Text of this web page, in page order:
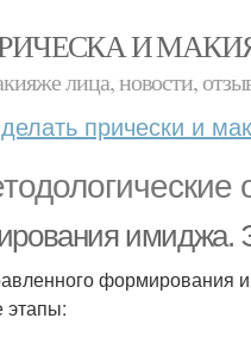
И
лица, новости,
прически и
формирования
этапы: